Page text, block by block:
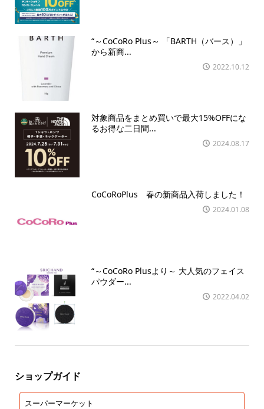
“～CoCoRo Plus～ 「BARTH（バース）」
から新商...
2022.10.12
対象商品をまとめ買いで最大15%OFFにな
るお得な二日間...
2024.08.17
CoCoRoPlus 春の新商品入荷しました！
2024.01.08
“～CoCoRo Plusより～ 大人気のフェイス
パウダー...
2022.04.02
ショップガイド
スーパーマーケット